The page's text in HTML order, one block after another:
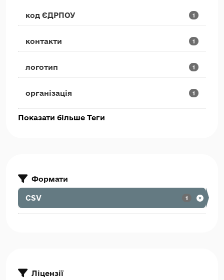
код ЄДРПОУ 1
контакти 1
логотип 1
організація 1
Показати більше Теги
Формати
CSV 1
Ліцензії